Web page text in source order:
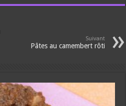
Suivant
Pâtes au camembert rôti